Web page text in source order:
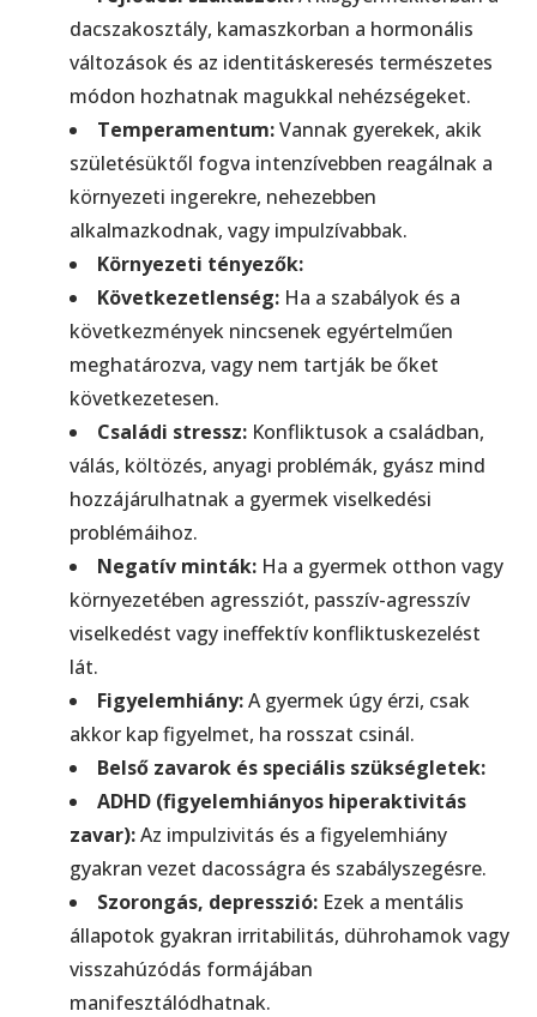
dacszakosztály, kamaszkorban a hormonális
változások és az identitáskeresés természetes
módon hozhatnak magukkal nehézségeket.
Temperamentum:Vannak gyerekek, akik
születésüktől fogva intenzívebben reagálnak a
környezeti ingerekre, nehezebben
alkalmazkodnak, vagy impulzívabbak.
Környezeti tényezők:
Következetlenség: Ha a szabályok és a
következmények nincsenek egyértelműen
meghatározva, vagy nem tartják be őket
következetesen.
Családi stressz: Konfliktusok a családban,
válás, költözés, anyagi problémák, gyász mind
hozzájárulhatnak a gyermek viselkedési
problémáihoz.
Negatív minták: Ha a gyermek otthon vagy
környezetében agressziót, passzív-agresszív
viselkedést vagy ineffektív konfliktuskezelést
lát.
Figyelemhiány:A gyermek úgy érzi, csak
akkor kap figyelmet, ha rosszat csinál.
Belső zavarok és speciális szükségletek:
ADHD (figyelemhiányos hiperaktivitás
zavar):Az impulzivitás és a figyelemhiány
gyakran vezet dacosságra és szabályszegésre.
Szorongás, depresszió: Ezek a mentális
állapotok gyakran irritabilitás, dührohamok vagy
visszahúzódás formájában
manifesztálódhatnak.